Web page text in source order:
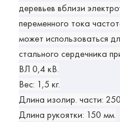
деревьев вблизи
переменного тока
может использоваться
стального сердечника
ВЛ 0,4 кВ.
Вес: 1,5 кг.
Длина изолир. части:
Длина рукоятки: 150 мм.